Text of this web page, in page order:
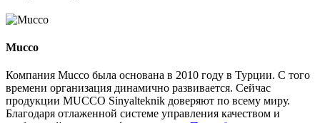
Mucco
Компания Mucco была основана в 2010 году в Турции. С того
времени организация динамично развивается. Сейчас
продукции MUCCO Sinyalteknik доверяют по всему миру.
Благодаря отлаженной системе управления качеством и